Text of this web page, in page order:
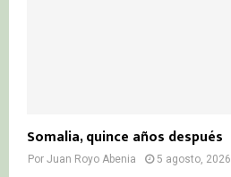
Somalia, quince años después
Por Juan Royo Abenia 5 agosto, 2026